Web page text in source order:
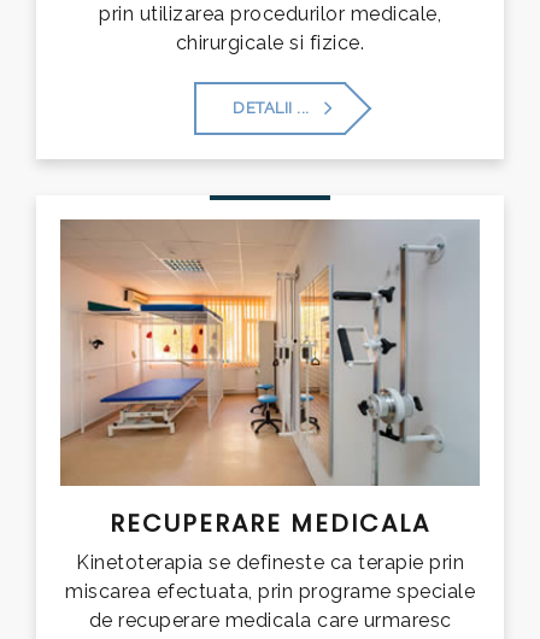
prin utilizarea procedurilor medicale,
chirurgicale si fizice.
DETALII ...
RECUPERARE MEDICALA
Kinetoterapia se defineste ca terapie prin
miscarea efectuata, prin programe speciale
de recuperare medicala care urmaresc